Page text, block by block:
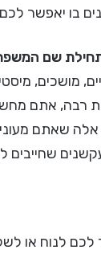
בו יאפשר
שם
מושכים,
רבה, אתם
שאתם
לכם לנוח או